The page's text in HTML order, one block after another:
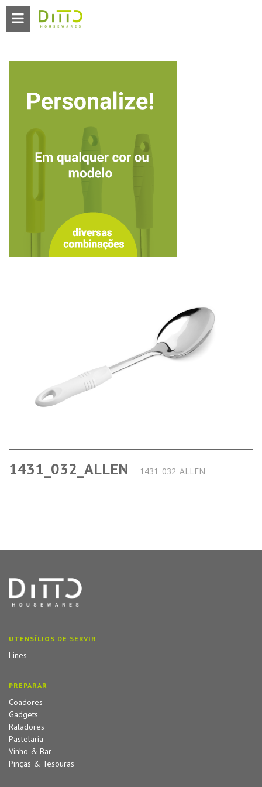
1431_032_ALLEN 1431_032_ALLEN
UTENSÍLIOS DE SERVIR
Lines
PREPARAR
Coadores
Gadgets
Raladores
Pastelaria
Vinho & Bar
Pinças & Tesouras